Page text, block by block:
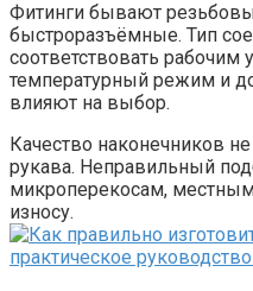
Фитинги бывают
быстроразъёмные. Тип
соответствовать рабочим
температурный режим и
влияют на выбор.
Качество наконечников
рукава. Неправильный
микроперекосам,
износу.